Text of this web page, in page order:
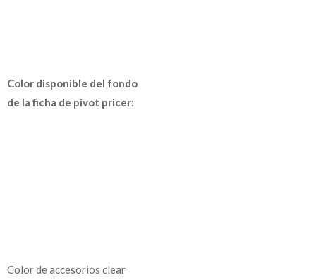
Color disponible del fondo
de la ficha de pivot pricer:
Color de accesorios clear